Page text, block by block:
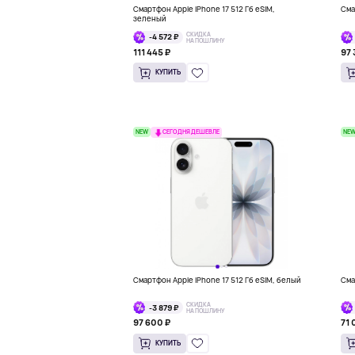
Смартфон Apple iPhone 17 512 Гб eSIM,
зеленый
-4 572 ₽
СКИДКА
НА ПОШЛИНУ
111 445 ₽
КУПИТЬ
97
NEW СЕГОДНЯ ДЕШЕВЛЕ
Смартфон Apple iPhone 17 512 Гб eSIM, белый
-3 879 ₽
СКИДКА
НА ПОШЛИНУ
97 600 ₽
КУПИТЬ
NEW
71